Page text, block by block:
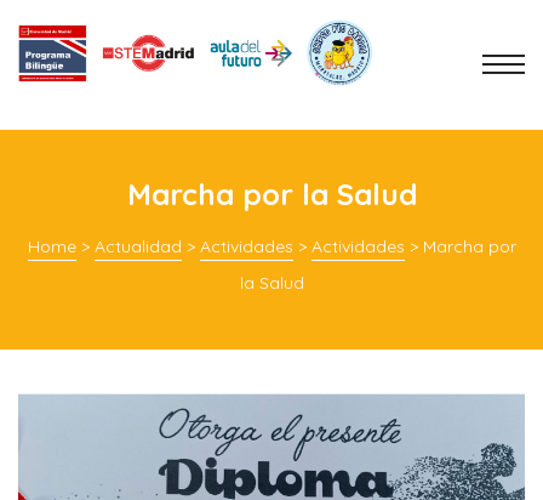
Marcha por la Salud
Home> Actualidad > Actividades > Actividades > Marcha por
la Salud